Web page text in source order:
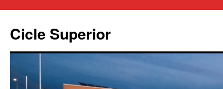
Cicle Superior